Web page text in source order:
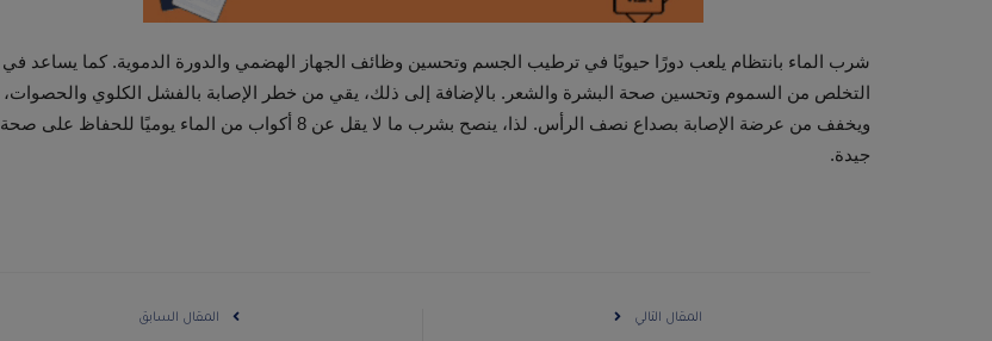
شرب الماء بانتظام يلعب دورًا حيويًا في ترطيب الجسم وتحسين وظائف الجهاز الهضمي والدورة الدموية. كما يساعد في
التخلص من السموم وتحسين صحة البشرة والشعر. بالإضافة إلى ذلك، يقي من خطر الإصابة بالفشل الكلوي والحصوات،
ويخفف من عرضة الإصابة بصداع نصف الرأس. لذا، ينصح بشرب ما لا يقل عن 8 أكواب من الماء يوميًا للحفاظ على صحة
جيدة.
المقال السابق المقال التالي